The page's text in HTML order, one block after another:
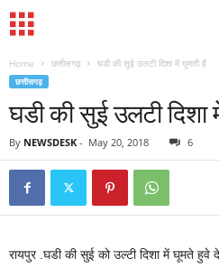
Home छत्तीसगढ़ घडी की सुई उलटी दिशा में घूमती है
छत्तीसगढ़
घडी की सुई उलटी दिशा
By NEWSDESK - May 20, 2018 6
रायपुर .घडी की सुई को उल्टी दिशा में घूमते हुवे